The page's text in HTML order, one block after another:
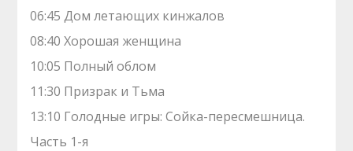
06:45 Дом летающих кинжалов
08:40 Хорошая женщина
10:05 Полный облом
11:30 Призрак и Тьма
13:10 Голодные игры: Сойка-пересмешница.
Часть 1-я